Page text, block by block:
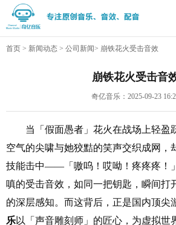
首页 > 新闻动态 > 公司新闻> 崩铁花火受击音效
崩铁花火受击音
奇亿音乐：2025-09-23
当「假面愚者」花火在战场上轻盈
空气的尖啸与她狡黠的笑声交织成网，
技能击中——「嗷呜！哎呦！疼疼疼！
嗔的受击音效，如同一把钥匙，瞬间打
的深层感知。而这背后，正是国内顶尖
乐以「声音雕刻师」的匠心，为虚拟世